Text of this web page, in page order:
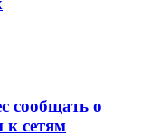
сообщать о
сетям